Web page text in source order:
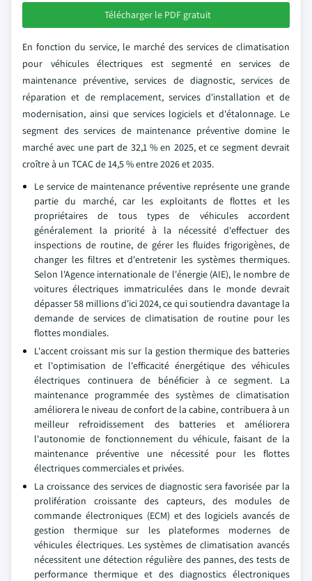
Télécharger le PDF gratuit
En fonction du service, le marché des services de climatisation
pour véhicules électriques est segmenté en services de
maintenance préventive, services de diagnostic, services de
réparation et de remplacement, services d'installation et de
modernisation, ainsi que services logiciels et d'étalonnage. Le
segment des services de maintenance préventive domine le
marché avec une part de 32,1 % en 2025, et ce segment devrait
croître à un TCAC de 14,5 % entre 2026 et 2035.
Le service de maintenance préventive représente une grande
partie du marché, car les exploitants de flottes et les
propriétaires de tous types de véhicules accordent
généralement la priorité à la nécessité d'effectuer des
inspections de routine, de gérer les fluides frigorigènes, de
changer les filtres et d'entretenir les systèmes thermiques.
Selon l'Agence internationale de l'énergie (AIE), le nombre de
voitures électriques immatriculées dans le monde devrait
dépasser 58 millions d'ici 2024, ce qui soutiendra davantage la
demande de services de climatisation de routine pour les
flottes mondiales.
L'accent croissant mis sur la gestion thermique des batteries
et l'optimisation de l'efficacité énergétique des véhicules
électriques continuera de bénéficier à ce segment. La
maintenance programmée des systèmes de climatisation
améliorera le niveau de confort de la cabine, contribuera à un
meilleur refroidissement des batteries et améliorera
l'autonomie de fonctionnement du véhicule, faisant de la
maintenance préventive une nécessité pour les flottes
électriques commerciales et privées.
La croissance des services de diagnostic sera favorisée par la
prolifération croissante des capteurs, des modules de
commande électroniques (ECM) et des logiciels avancés de
gestion thermique sur les plateformes modernes de
véhicules électriques. Les systèmes de climatisation avancés
nécessitent une détection régulière des pannes, des tests de
performance thermique et des diagnostics électroniques